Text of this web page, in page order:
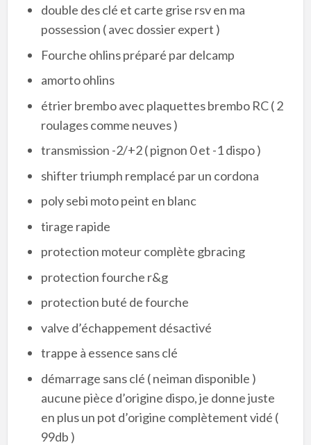
double des clé et carte grise rsv en ma
possession ( avec dossier expert )
Fourche ohlins préparé par delcamp
amorto ohlins
étrier brembo avec plaquettes brembo RC ( 2
roulages comme neuves )
transmission -2/+2 ( pignon 0 et -1 dispo )
shifter triumph remplacé par un cordona
poly sebi moto peint en blanc
tirage rapide
protection moteur complète gbracing
protection fourche r&g
protection buté de fourche
valve d’échappement désactivé
trappe à essence sans clé
démarrage sans clé ( neiman disponible )
aucune pièce d’origine dispo, je donne juste
en plus un pot d’origine complètement vidé (
99db )